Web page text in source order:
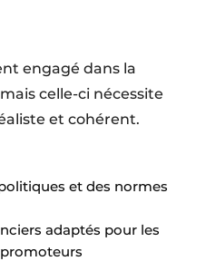
engagé dans la
celle-ci nécessite
et cohérent.
et des normes
adaptés pour les